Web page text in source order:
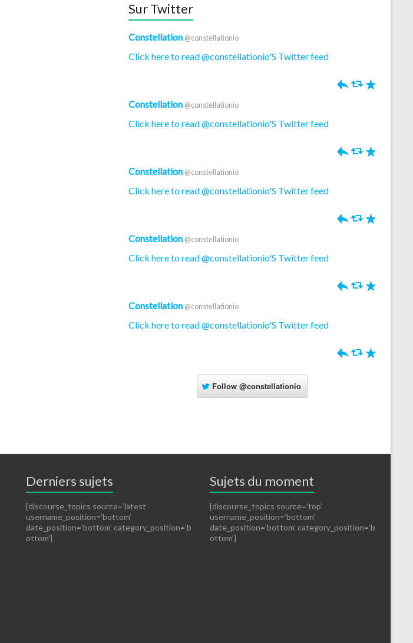
Sur Twitter
Constellation @constellationio
Click here to read @constellationio'S Twitter feed
h J R
Constellation @constellationio
Click here to read @constellationio'S Twitter feed
h J R
Constellation @constellationio
Click here to read @constellationio'S Twitter feed
h J R
Constellation @constellationio
Click here to read @constellationio'S Twitter feed
h J R
Constellation @constellationio
Click here to read @constellationio'S Twitter feed
h J R
Follow @constellationio
Derniers sujets
[discourse_topics source=’latest’
username_position=’bottom’
date_position=’bottom’ category_position=’b
ottom’]
Sujets du moment
[discourse_topics source=’top’
username_position=’bottom’
date_position=’bottom’ category_position=’b
ottom’]